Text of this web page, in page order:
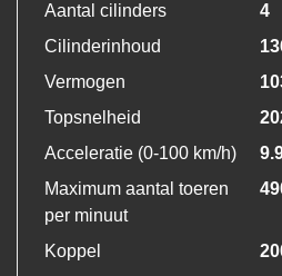
Aantal cilinders
4
Cilinderinhoud
Vermogen
Topsnelheid
Acceleratie (0-100 km/h)
Maximum aantal toeren
per minuut
Koppel